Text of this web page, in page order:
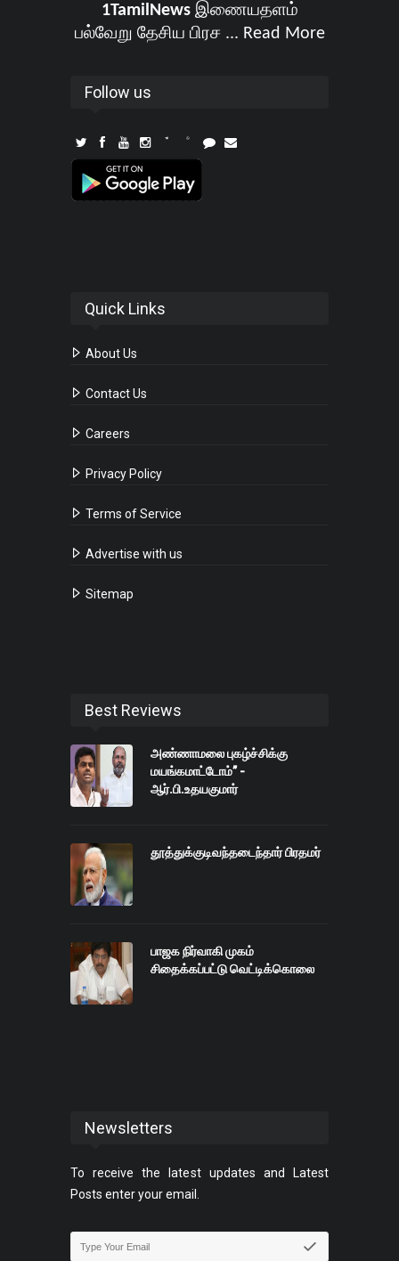
1TamilNewsஇணையதளம்
பல்வேறு தேசிய பிரச ... Read More
Follow us
Quick Links
About Us
Contact Us
Careers
Privacy Policy
Terms of Service
Advertise with us
Sitemap
Best Reviews
அண்ணாமலை புகழ்ச்சிக்கு
மயங்கமாட்டோம்” -
ஆர்.பி.உதயகுமார்
தூத்துக்குடிவந்தடைந்தார் பிரதமர்
பாஜக நிர்வாகி முகம்
சிதைக்கப்பட்டு வெட்டிக்கொலை
Newsletters
To receive the latest updates and Latest
Posts enter your email.